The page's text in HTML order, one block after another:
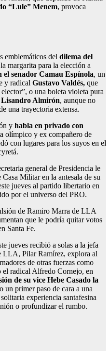
“Lule” Menem, provoca
emblemáticos del dilema del
margarita para la elección a
el senador Camau Espínola, un
y radical Gustavo Valdés, que
o una boleta violeta pura
Lisandro Almirón, aunque no
una trayectoria extensa.
y habla en privado con
olímpico y ex compañero de
con lugares para los suyos en el
general de Presidencia le
Militar en la antesala de su
jueves al partido libertario en
por el universo del PRO.
de Ramiro Marra de LLA
que le podría quitar votos
Santa Fe.
jueves recibió a solas a la jefa
LLA, Pilar Ramírez, explora al
de otras fuerzas como
radical Alfredo Cornejo, en
de su vice Hebe Casado la
un primer paso de cara a una
experiencia santafesina
o profundizar el rumbo.